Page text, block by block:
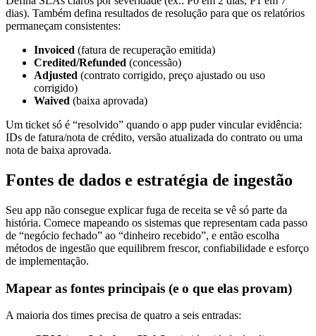
dias). Também defina resultados de resolução para que os relatórios
permaneçam consistentes:
Invoiced (fatura de recuperação emitida)
Credited/Refunded (concessão)
Adjusted (contrato corrigido, preço ajustado ou uso
corrigido)
Waived (baixa aprovada)
Um ticket só é “resolvido” quando o app puder vincular evidência:
IDs de fatura/nota de crédito, versão atualizada do contrato ou uma
nota de baixa aprovada.
Fontes de dados e estratégia de ingestão
Seu app não consegue explicar fuga de receita se vê só parte da
história. Comece mapeando os sistemas que representam cada passo
de “negócio fechado” ao “dinheiro recebido”, e então escolha
métodos de ingestão que equilibrem frescor, confiabilidade e esforço
de implementação.
Mapear as fontes principais (e o que elas provam)
A maioria dos times precisa de quatro a seis entradas: